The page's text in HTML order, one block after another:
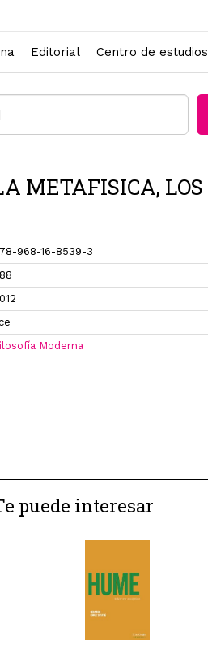
Editorial Centro de estudios
METAFISICA, LOS
968-16-8539-3
Moderna
puede interesar